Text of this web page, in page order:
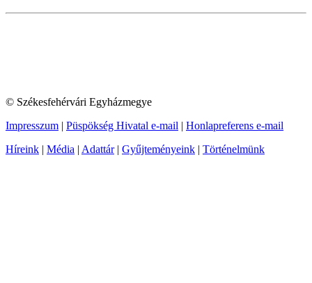
© Székesfehérvári Egyházmegye
Impresszum | Püspökség Hivatal e-mail | Honlapreferens e-mail
Híreink | Média | Adattár| Gyűjteményeink | Történelmünk